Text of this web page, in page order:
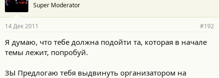
Super Moderator
14 Дек 2011 #192
Я думаю, что тебе должна подойти та, которая в начале
темы лежит, попробуй.
ЗЫ Предлогаю тебя выдвинуть организатором на